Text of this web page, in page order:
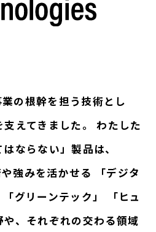
の根幹を担う技術とし
えてきました。わたした
ならない」製品は、
強みを活かせる
「デジタ
グリーンテック」
「ヒュ
、それぞれの交わる領域